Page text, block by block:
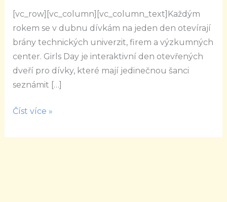
[vc_row][vc_column][vc_column_text]Každým
rokem se v dubnu dívkám na jeden den otevírají
brány technických univerzit, firem a výzkumných
center. Girls Day je interaktivní den otevřených
dveří pro dívky, které mají jedinečnou šanci
seznámit […]
Číst více »